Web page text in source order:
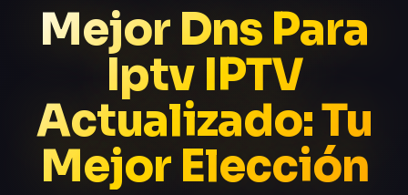
Mejor Dns Para
Iptv IPTV
Actualizado: Tu
Mejor Elección